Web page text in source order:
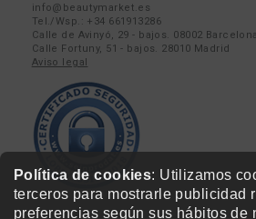
Política de cookies: Utilizamos
terceros para mostrarle publicidad
preferencias según sus hábitos de
info@beautymarket.es
Tel./Wsp.: +34 661913286
Calle de Avinyó, 29 - bajos. 08002 Barcelona
Calle Fortuny, 51 - bajos. 28010 Madrid
Aviso legal